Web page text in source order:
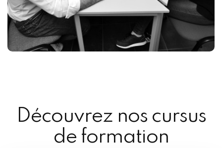
Découvrez nos cursus
de formation